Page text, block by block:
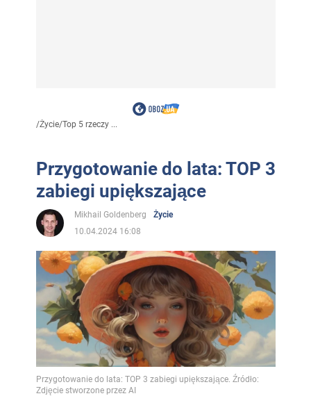
/Życie/Top 5 rzeczy ...
Przygotowanie do lata: TOP 3
zabiegi upiększające
Mikhail Goldenberg
Życie
10.04.2024 16:08
Przygotowanie do lata: TOP 3 zabiegi upiększające. Źródło:
Zdjęcie stworzone przez AI